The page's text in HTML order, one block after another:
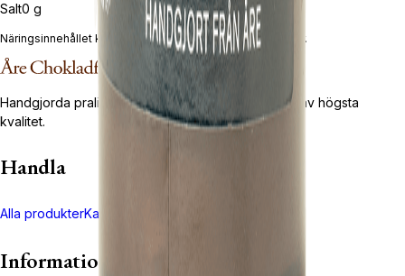
Salt0 g
Näringsinnehållet kan variera mellan produkter och partier.
Handgjorda praliner från Åre sedan 1991. Choklad av högsta
kvalitet.
Handla
Alla produkterKategorier
Information